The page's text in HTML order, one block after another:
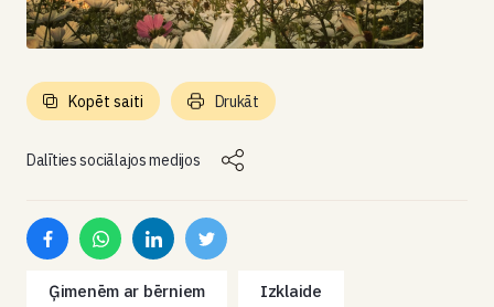
Dalīties sociālajos medijos
Kopēt saiti Drukāt
Ģimenēm ar bērniem Izklaide